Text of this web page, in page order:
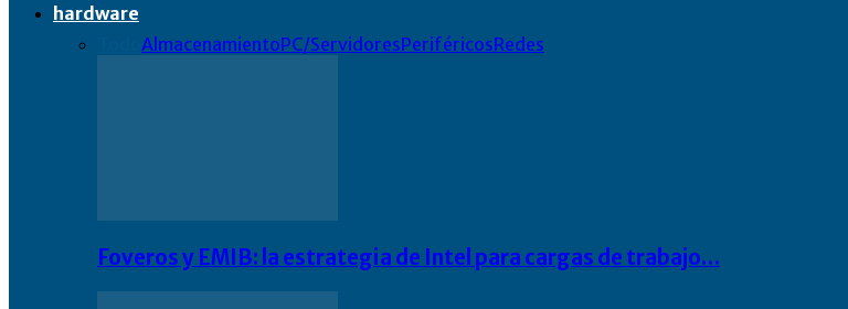
hardware
AlmacenamientoPC/ServidoresPeriféricosRedes
Foveros y EMIB: la estrategia de Intel para cargas de trabajo…